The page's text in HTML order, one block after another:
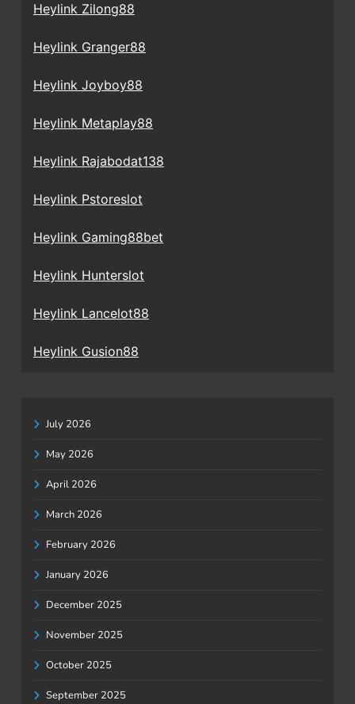
Heylink Zilong88
Heylink Granger88
Heylink Joyboy88
Heylink Metaplay88
Heylink Rajabodat138
Heylink Pstoreslot
Heylink Gaming88bet
Heylink Hunterslot
Heylink Lancelot88
Heylink Gusion88
July 2026
May 2026
April 2026
March 2026
February 2026
January 2026
December 2025
November 2025
October 2025
September 2025